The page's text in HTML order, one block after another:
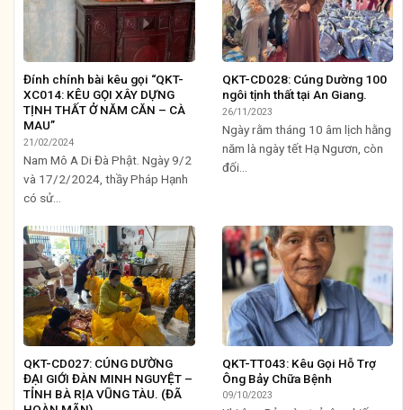
Đính chính bài kêu gọi “QKT-
XC014: KÊU GỌI XÂY DỰNG
TỊNH THẤT Ở NĂM CĂN – CÀ
MAU”
21/02/2024
Nam Mô A Di Đà Phật. Ngày 9/2
và 17/2/2024, thầy Pháp Hạnh
có sử...
QKT-CD028: Cúng Dường 100
ngôi tịnh thất tại An Giang.
26/11/2023
Ngày rằm tháng 10 âm lịch hằng
năm là ngày tết Hạ Ngươn, còn
đối...
QKT-CD027: CÚNG DƯỜNG
ĐẠI GIỚI ĐÀN MINH NGUYỆT –
TỈNH BÀ RỊA VŨNG TÀU. (ĐÃ
QKT-TT043: Kêu Gọi Hỗ Trợ
Ông Bảy Chữa Bệnh
09/10/2023